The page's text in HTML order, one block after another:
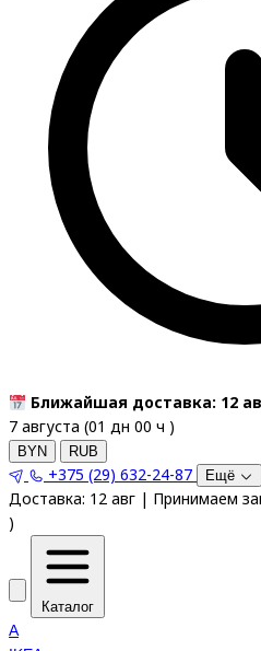
Ближайшая доставка: 12
7 августа (01 дн 00 ч )
BYN RUB
+375 (29) 632-24-87 Ещё
Доставка: 12 авг | Принимаем
)
Каталог
A